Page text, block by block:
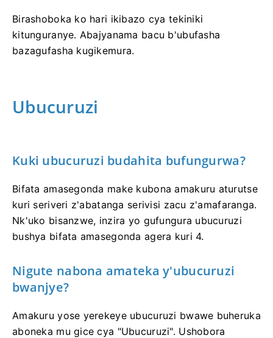
Birashoboka ko hari ikibazo cya tekiniki
kitunguranye. Abajyanama bacu b'ubufasha
bazagufasha kugikemura.
Ubucuruzi
Kuki ubucuruzi budahita bufungurwa?
Bifata amasegonda make kubona amakuru aturutse
kuri seriveri z'abatanga serivisi zacu z'amafaranga.
Nk'uko bisanzwe, inzira yo gufungura ubucuruzi
bushya bifata amasegonda agera kuri 4.
Nigute nabona amateka y'ubucuruzi
bwanjye?
Amakuru yose yerekeye ubucuruzi bwawe buheruka
aboneka mu gice cya "Ubucuruzi". Ushobora